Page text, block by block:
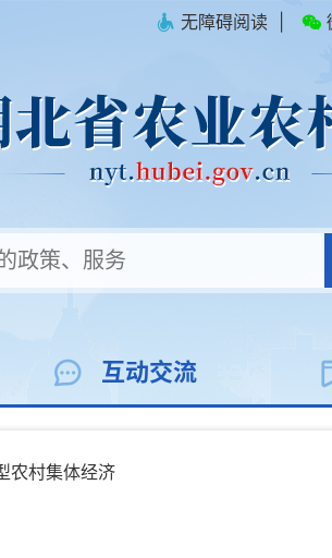
无障碍阅读
互动交流
农村集体经济